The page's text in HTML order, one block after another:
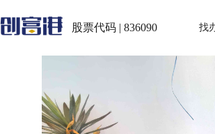
股票代码 | 836090 找